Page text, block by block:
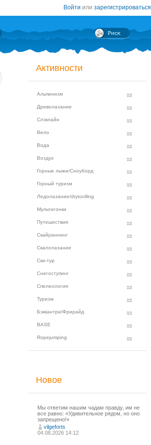
Войти или зарегистрироваться
Активности
Альпинизм
Древолазание
Слэклайн
Вело
Вода
Воздух
Горные лыжи/Сноуборд
Горный туризм
Ледолазание/drytoolling
Мультигонки
Путешествия
Скайраннинг
Скалолазание
Ски-тур
Снегоступинг
Спелеология
Туризм
Бэккантри/Фрирайд
BASE
Ropejumping
Новое
Мы ответим нашим чадам правду, им не
все равно: «Удивительное рядом, но оно
запрещено!»
vilgeforts
04.08.2026 14:12